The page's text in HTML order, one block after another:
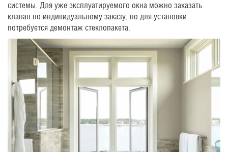
системы. Для уже эксплуатируемого окна можно заказать
клапан по индивидуальному заказу, но для установки
потребуется демонтаж стеклопакета.